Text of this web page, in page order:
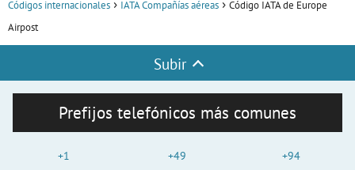
Códigos internacionales IATA Compañías aéreas
Código IATA de Europe
Airpost
Subir
Prefijos telefónicos más comunes
+1
+49
+94